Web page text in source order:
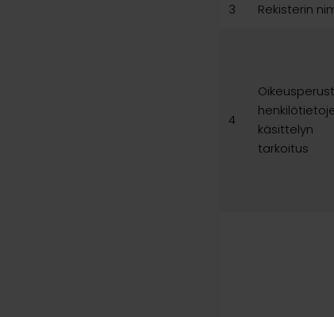
3 Rekisterin
4
käsittelyn
tarkoitus